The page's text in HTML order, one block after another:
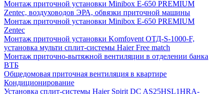
Монтаж приточной установки Minibox E-650 PREMIUM
Zentec, воздуховодов ЭРА, обвязки приточной машины
Монтаж приточной установки Minibox E-650 PREMIUM
Zentec
Монтаж приточной установки Komfovent ОТД-S-1000-F,
установка мульти сплит-системы Haier Free match
Монтаж приточно-вытяжной вентиляции в отделении банка
ВТБ
Общедомовая приточная вентиляция в квартире
Кондиционирование
Установка сплит-системы Haier Spirit DC AS25HSL1HRA-